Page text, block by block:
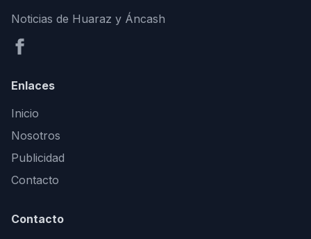
Noticias de Huaraz y Áncash
Enlaces
Inicio
Nosotros
Publicidad
Contacto
Contacto